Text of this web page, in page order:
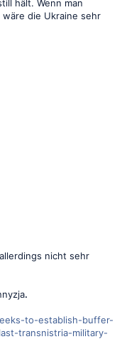
hält. Wenn man
die Ukraine sehr
nicht sehr
.
to-establish-buffer-
transnistria-military-